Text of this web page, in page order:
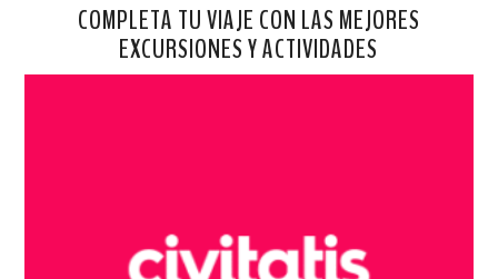
COMPLETA TU VIAJE CON LAS MEJORES
EXCURSIONES Y ACTIVIDADES